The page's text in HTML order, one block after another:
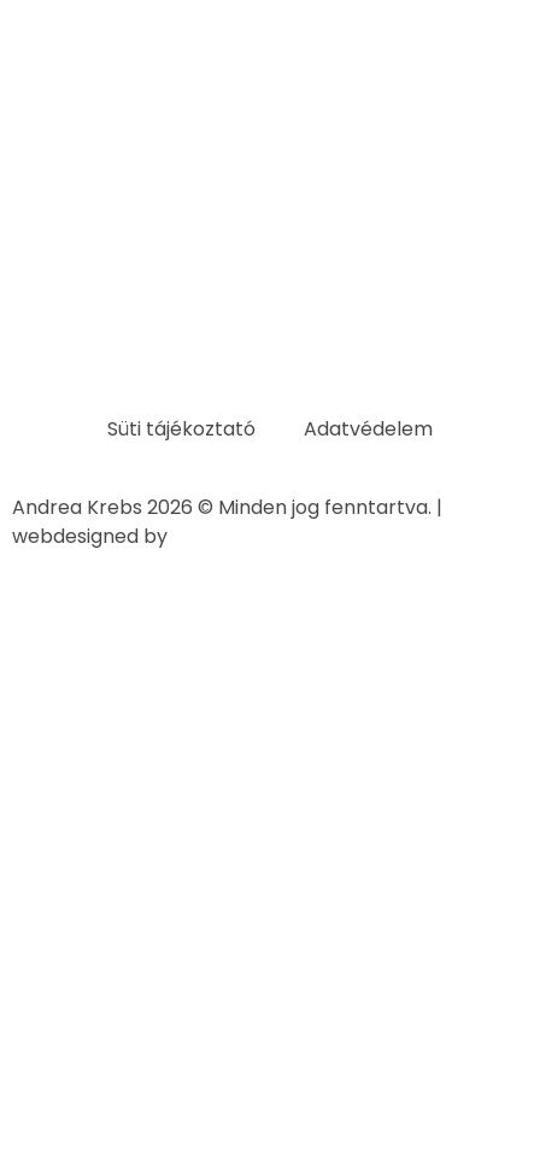
Süti tájékoztató Adatvédelem
Andrea Krebs 2026 © Minden jog fenntartva. |
webdesigned by